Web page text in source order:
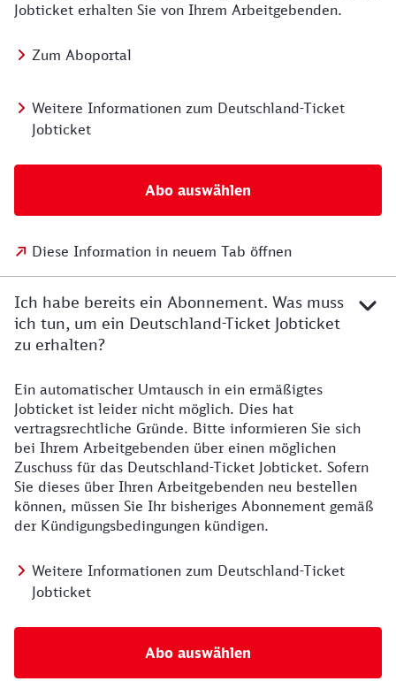
Jobticket erhalten Sie von Ihrem Arbeitgebenden.
Zum Aboportal
Weitere Informationen zum Deutschland-Ticket
Jobticket
Abo auswählen
Diese Information in neuem Tab öffnen
Ich habe bereits ein Abonnement. Was muss
ich tun, um ein Deutschland-Ticket Jobticket
zu erhalten?
Ein automatischer Umtausch in ein ermäßigtes
Jobticket ist leider nicht möglich. Dies hat
vertragsrechtliche Gründe. Bitte informieren Sie sich
bei Ihrem Arbeitgebenden über einen möglichen
Zuschuss für das Deutschland-Ticket Jobticket. Sofern
Sie dieses über Ihren Arbeitgebenden neu bestellen
können, müssen Sie Ihr bisheriges Abonnement gemäß
der Kündigungsbedingungen kündigen.
Weitere Informationen zum Deutschland-Ticket
Jobticket
Abo auswählen